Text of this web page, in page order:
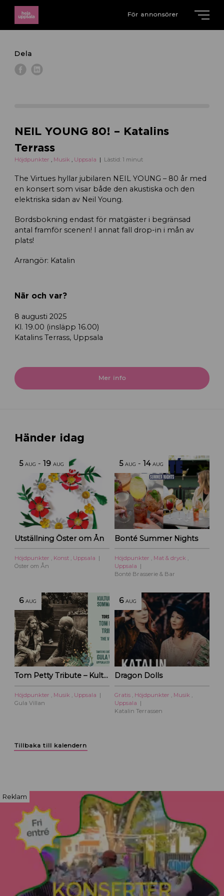
För annonsörer
Dela
NEIL YOUNG 80! – Katalins
Terrass
Höjdpunkter , Musik , Uppsala Lästid: 1 minut
The Virtues hyllar jubilaren NEIL YOUNG – 80 år med
en konsert som visar både den akustiska och den
elektriska sidan av Neil Young.
Bordsbokning endast för matgäster i begränsad
antal framför scenen! I annat fall drop-in i mån av
plats!
Arrangör: Katalin
När och var?
8 augusti 2025
Kl. 19.00 (insläpp 16.00)
Katalins Terrass, Uppsala
Mer info
Händer idag
5 AUG -19 AUG
Utställning Öster om Ån
Höjdpunkter , Konst , Uppsala
Öster om Ån
5 AUG -14 AUG
Bonté Summer Nights
Höjdpunkter , Mat & dryck ,
Uppsala
Bonté Brasserie & Bar
6 AUG
Tom Petty Tribute – Kulturoasens sommarscen 2026
Höjdpunkter , Musik , Uppsala
Gula Villan
6 AUG
Dragon Dolls
Gratis , Höjdpunkter , Musik ,
Uppsala
Katalin Terrassen
Tillbaka till kalendern
Reklam